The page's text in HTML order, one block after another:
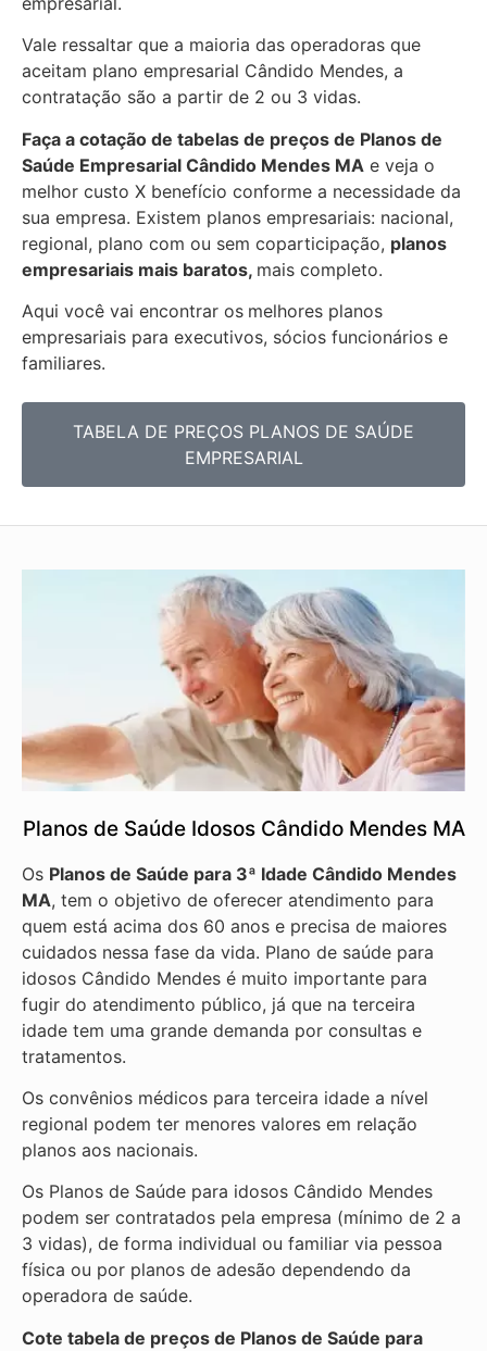
Vale ressaltar que a maioria das operadoras que
aceitam plano empresarial Cândido Mendes, a
contratação são a partir de 2 ou 3 vidas.
Faça a cotação de tabelas de preços de Planos de
Saúde Empresarial Cândido Mendes MA e veja o
melhor custo X benefício conforme a necessidade da
sua empresa. Existem planos empresariais: nacional,
regional, plano com ou sem coparticipação, planos
empresariais mais baratos, mais completo.
Aqui você vai encontrar os melhores planos
empresariais para executivos, sócios funcionários e
familiares.
TABELA DE PREÇOS PLANOS DE SAÚDE
EMPRESARIAL
Planos de Saúde Idosos Cândido Mendes MA
Os Planos de Saúde para 3ª Idade Cândido Mendes
MA, tem o objetivo de oferecer atendimento para
quem está acima dos 60 anos e precisa de maiores
cuidados nessa fase da vida. Plano de saúde para
idosos Cândido Mendes é muito importante para
fugir do atendimento público, já que na terceira
idade tem uma grande demanda por consultas e
tratamentos.
Os convênios médicos para terceira idade a nível
regional podem ter menores valores em relação
planos aos nacionais.
Os Planos de Saúde para idosos Cândido Mendes
podem ser contratados pela empresa (mínimo de 2 a
3 vidas), de forma individual ou familiar via pessoa
física ou por planos de adesão dependendo da
operadora de saúde.
Cote tabela de preços de Planos de Saúde para